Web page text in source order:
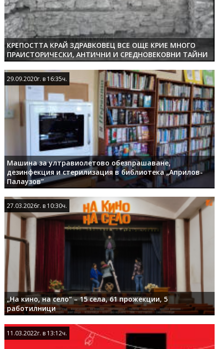
КРЕПОСТТА КРАЙ ЗДРАВКОВЕЦ ВСЕ ОЩЕ КРИЕ МНОГО
ПРАИСТОРИЧЕСКИ, АНТИЧНИ И СРЕДНОВЕКОВНИ ТАЙНИ
Машина за ултравиолетово обезпрашаване,
дезинфекция и стерилизация в библиотека „Априлов-
Палаузов”
29.09.2020г. в 16:35ч.
29.09.2020г. в 16:35ч.
„На кино, на село“ – 15 села, 61 прожекции, 5
работилници
27.03.2026г. в 10:30ч.
27.03.2026г. в 10:30ч.
11.03.2022г. в 13:12ч.
11.03.2022г. в 13:12ч.